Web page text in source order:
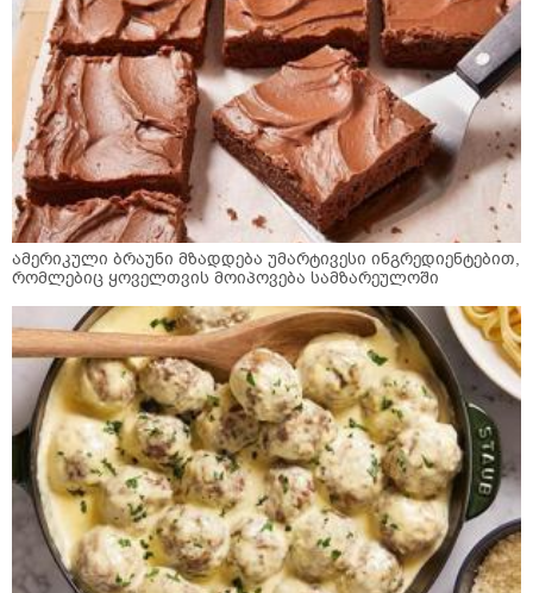
ამერიკული ბრაუნი მზადდება უმარტივესი ინგრედიენტებით,
რომლებიც ყოველთვის მოიპოვება სამზარეულოში